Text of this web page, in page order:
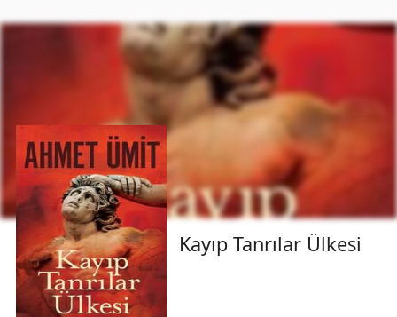
Kayıp Tanrılar Ülkesi